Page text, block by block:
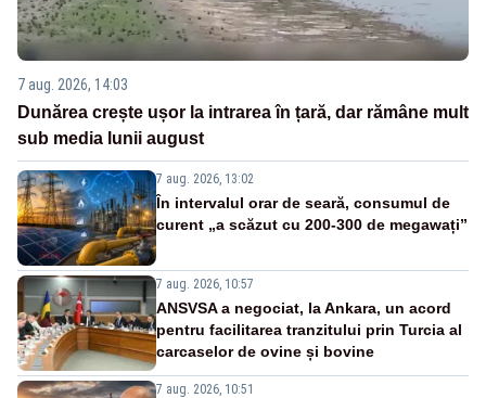
7 aug. 2026, 14:03
Dunărea crește ușor la intrarea în țară, dar rămâne mult
sub media lunii august
7 aug. 2026, 13:02
În intervalul orar de seară, consumul de
curent „a scăzut cu 200-300 de megawați”
7 aug. 2026, 10:57
ANSVSA a negociat, la Ankara, un acord
pentru facilitarea tranzitului prin Turcia al
carcaselor de ovine și bovine
7 aug. 2026, 10:51